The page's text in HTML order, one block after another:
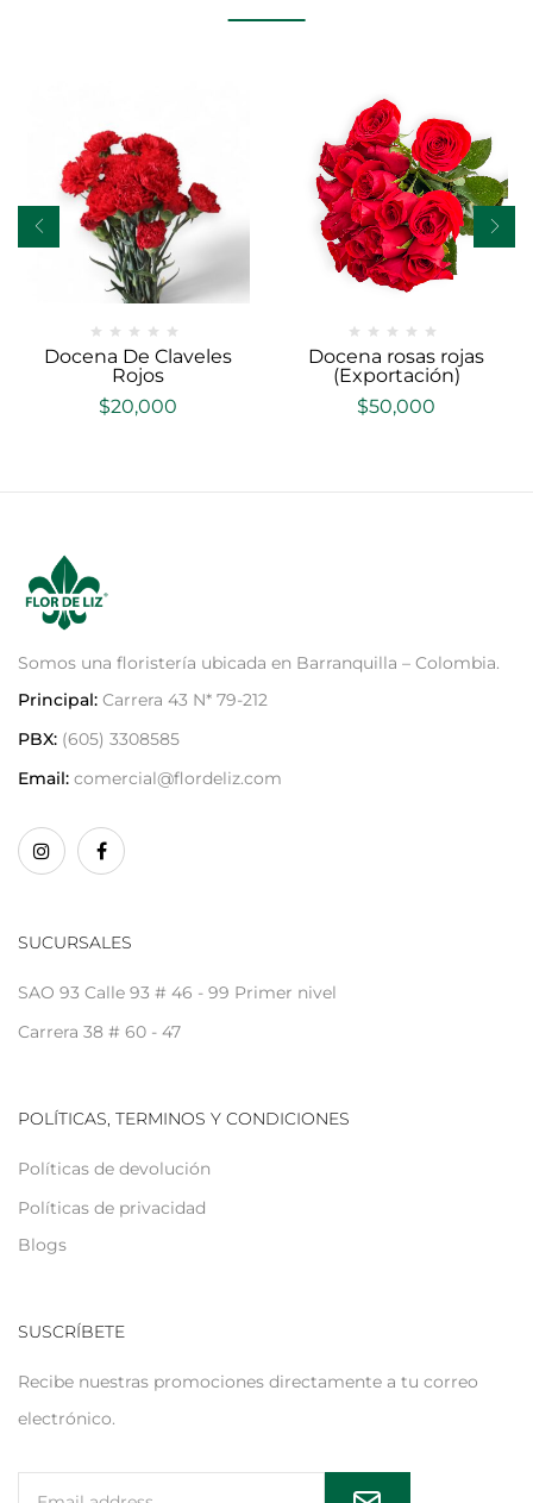
Docena De Claveles
Rojos
$20,000
Docena rosas rojas
(Exportación)
$50,000
Somos una floristería ubicada en Barranquilla – Colombia.
Principal: Carrera 43 N* 79-212
PBX: (605) 3308585
Email: comercial@flordeliz.com
SUCURSALES
SAO 93 Calle 93 # 46 - 99 Primer nivel
Carrera 38 # 60 - 47
POLÍTICAS, TERMINOS Y CONDICIONES
Políticas de devolución
Políticas de privacidad
Blogs
SUSCRÍBETE
Recibe nuestras promociones directamente a tu correo
electrónico.